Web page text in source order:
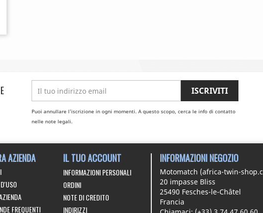
Puoi annullare l'iscrizione in ogni momenti. A questo scopo, cerca le info di contatto
nelle note legali.
AZIENDA
FREQUENTI
IL TUO ACCOUNT
INFORMAZIONI PERSONALI
ORDINI
NOTE DI CREDITO
INDIRIZZI
INFORMAZIONI NEGOZIO
Motomatch (africa-twin-
20 impasse Bliss
25490 Fesches-le-Châtel
Francia